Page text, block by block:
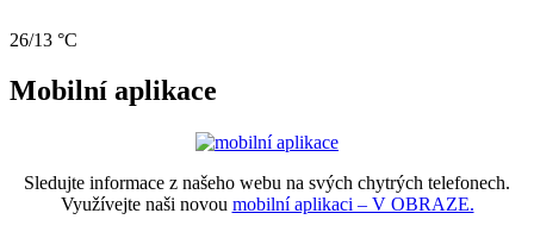
26/13 °C
Mobilní aplikace
Sledujte informace z našeho webu na svých chytrých telefonech.
Využívejte naši novou mobilní aplikaci – V OBRAZE.